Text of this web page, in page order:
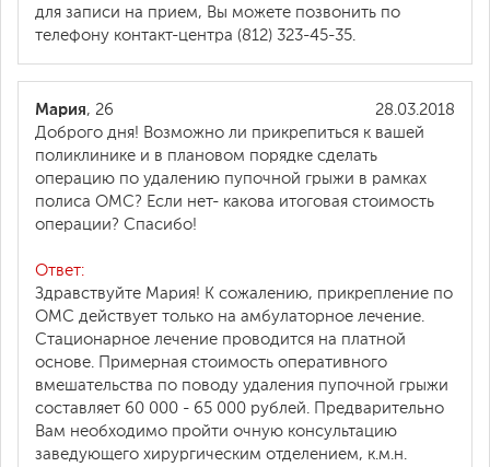
для записи на прием, Вы можете позвонить по
телефону контакт-центра (812) 323-45-35.
28.03.2018
Мария, 26
Доброго дня! Возможно ли прикрепиться к вашей
поликлинике и в плановом порядке сделать
операцию по удалению пупочной грыжи в рамках
полиса ОМС? Если нет- какова итоговая стоимость
операции? Спасибо!
Ответ:
Здравствуйте Мария! К сожалению, прикрепление по
ОМС действует только на амбулаторное лечение.
Стационарное лечение проводится на платной
основе. Примерная стоимость оперативного
вмешательства по поводу удаления пупочной грыжи
составляет 60 000 - 65 000 рублей. Предварительно
Вам необходимо пройти очную консультацию
заведующего хирургическим отделением, к.м.н.